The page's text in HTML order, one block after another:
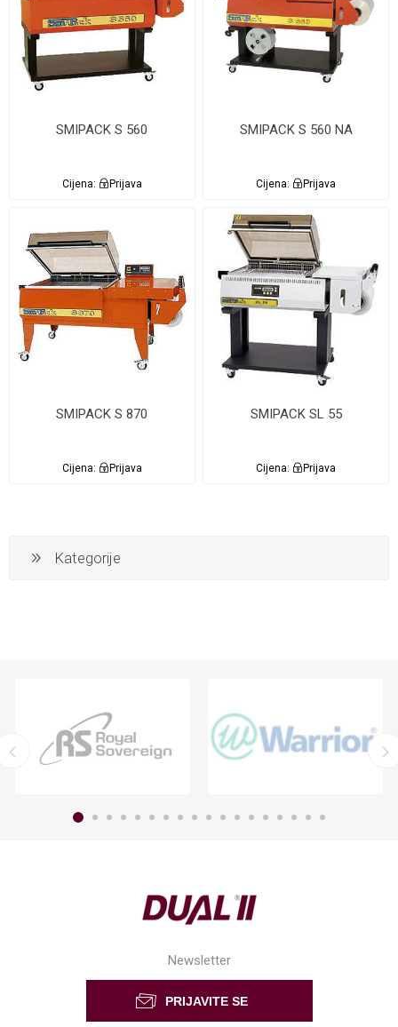
SMIPACK S 560
Cijena: Prijava
SMIPACK S 560 NA
Cijena: Prijava
SMIPACK S 870
Cijena: Prijava
SMIPACK SL 55
Cijena: Prijava
Kategorije
Newsletter